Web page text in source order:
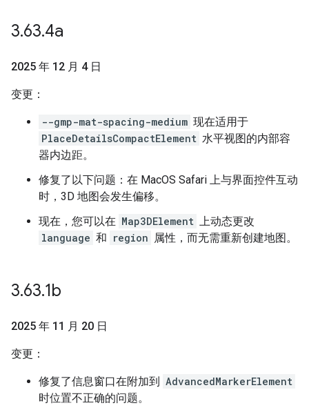
3.63.4a
2025 年 12 月 4 日
变更：
--gmp-mat-spacing-medium 现在适用于
PlaceDetailsCompactElement 水平视图的内部容
器内边距。
修复了以下问题：在 MacOS Safari 上与界面控件互动
时，3D 地图会发生偏移。
现在，您可以在 Map3DElement 上动态更改
language 和 region 属性，而无需重新创建地图。
3.63.1b
2025 年 11 月 20 日
变更：
修复了信息窗口在附加到 AdvancedMarkerElement
时位置不正确的问题。